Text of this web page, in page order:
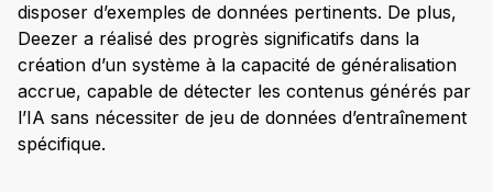
disposer d’exemples de données pertinents. De plus,
Deezer a réalisé des progrès significatifs dans la
création d’un système à la capacité de généralisation
accrue, capable de détecter les contenus générés par
l’IA sans nécessiter de jeu de données d’entraînement
spécifique.